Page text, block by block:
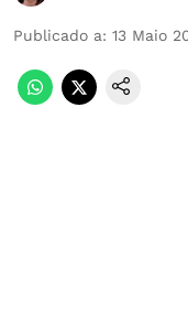
Publicado a: 13 Maio